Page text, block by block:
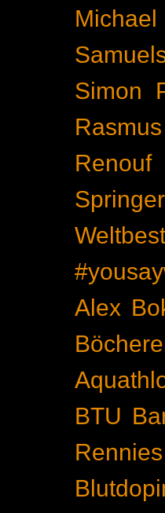
Simon
Renouf
Springer
Alex
BTU
Rennies